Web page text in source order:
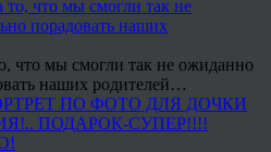
что мы смогли так не ожиданно
наших родителей…